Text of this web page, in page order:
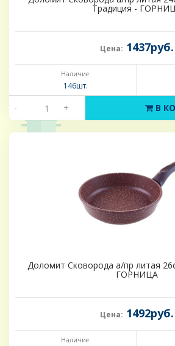
Традиция -
Цена: 1437руб.
Наличие:
146шт.
- + В
Доломит Сковорода а/пр литая
ГОРНИЦА
Цена: 1492руб.
Наличие: